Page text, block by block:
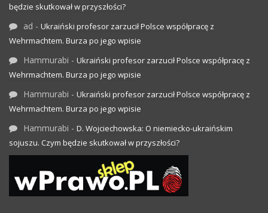
będzie skutkował w przyszłości?
ad - Ukraiński profesor zarzucił Polsce współpracę z
Wehrmachtem. Burza po jego wpisie
Hammurabi - Ukraiński profesor zarzucił Polsce współpracę z
Wehrmachtem. Burza po jego wpisie
Hammurabi - Ukraiński profesor zarzucił Polsce współpracę z
Wehrmachtem. Burza po jego wpisie
Hammurabi - D. Wojciechowska: O niemiecko-ukraińskim
sojuszu. Czym będzie skutkował w przyszłości?